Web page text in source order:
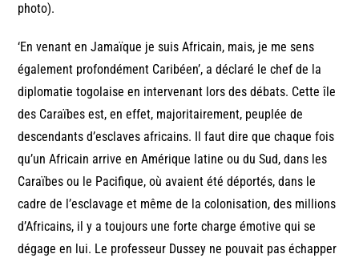
photo).
‘En venant en Jamaïque je suis Africain, mais, je me sens
également profondément Caribéen’, a déclaré le chef de la
diplomatie togolaise en intervenant lors des débats. Cette île
des Caraïbes est, en effet, majoritairement, peuplée de
descendants d’esclaves africains. Il faut dire que chaque fois
qu’un Africain arrive en Amérique latine ou du Sud, dans les
Caraïbes ou le Pacifique, où avaient été déportés, dans le
cadre de l’esclavage et même de la colonisation, des millions
d’Africains, il y a toujours une forte charge émotive qui se
dégage en lui. Le professeur Dussey ne pouvait pas échapper